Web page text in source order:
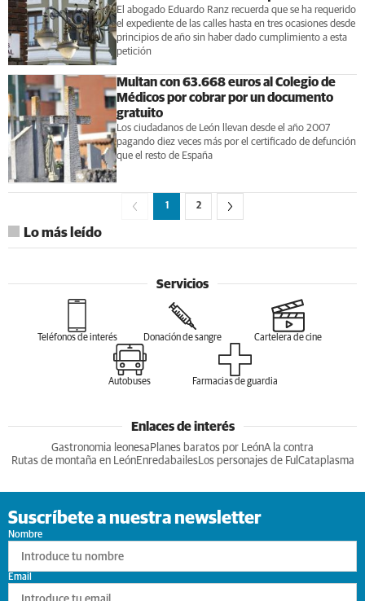
El abogado Eduardo Ranz recuerda que se ha requerido
el expediente de las calles hasta en tres ocasiones desde
principios de año sin haber dado cumplimiento a esta
petición
Multan con 63.668 euros al Colegio de
Médicos por cobrar por un documento
gratuito
Los ciudadanos de León llevan desde el año 2007
pagando diez veces más por el certificado de defunción
que el resto de España
1 2
Lo más leído
Servicios
Teléfonos de interés Donación de sangre Cartelera de cine
Autobuses Farmacias de guardia
Enlaces de interés
Gastronomia leonesa Planes baratos por LeónA la contra
Rutas de montaña en LeónEnredabailesLos personajes de Ful Cataplasma
Suscríbete a nuestra newsletter
Nombre
Email